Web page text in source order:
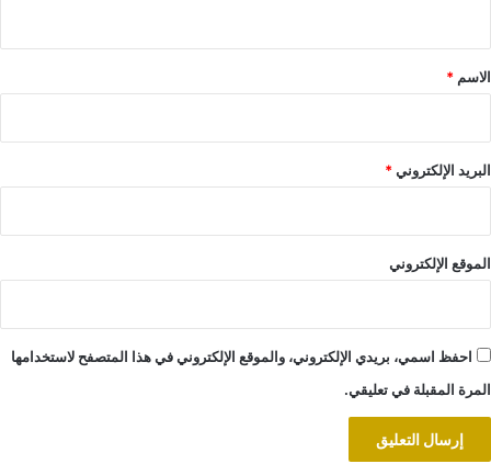
*
الاسم *
البريد الإلكتروني*
الموقع الإلكتروني
احفظ اسمي، بريدي الإلكتروني، والموقع الإلكتروني في هذا المتصفح لاستخدامها
المرة المقبلة في تعليقي.